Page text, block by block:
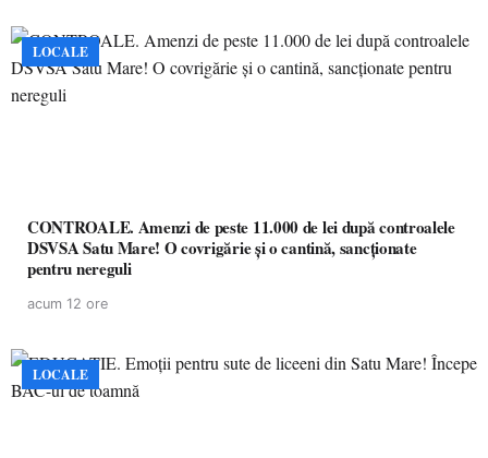
LOCALE
CONTROALE. Amenzi de peste 11.000 de lei după controalele
DSVSA Satu Mare! O covrigărie și o cantină, sancționate
pentru nereguli
acum 12 ore
LOCALE